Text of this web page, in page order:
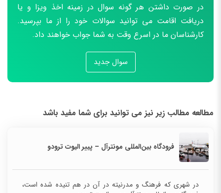
در صورت داشتن هر گونه سوال در زمینه اخذ ویزا و یا
دریافت اقامت می توانید سوالات خود را از ما بپرسید.
کارشناسان ما در اسرع وقت به شما جواب خواهند داد.
سوال جدید
مطالعه مطالب زیر نیز می توانید برای شما مفید باشد
فرودگاه بین‌المللی مونترآل – پییر الیوت ترودو
در شهری که فرهنگ و مدرنیته در آن در هم تنیده شده است،